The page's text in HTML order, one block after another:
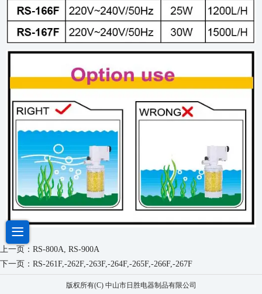
上一页： RS-800A, RS-900A
下一页： RS-261F,-262F,-263F,-264F,-265F,-266F,-267F
版权所有(C) 中山市日胜电器制品有限公司